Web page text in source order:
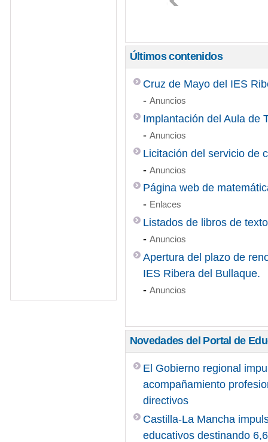
Últimos contenidos
Cruz de Mayo del IES
- Anuncios
Implantación del Aula de
- Anuncios
Licitación del servicio de
- Anuncios
Página web de
- Enlaces
Listados de libros de
- Anuncios
Apertura del plazo de
IES Ribera del Bullaque.
- Anuncios
Novedades del Portal de
El Gobierno regional
acompañamiento
directivos
Castilla-La Mancha
educativos destinando